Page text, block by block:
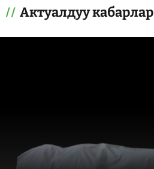
Актуалдуу кабарлар